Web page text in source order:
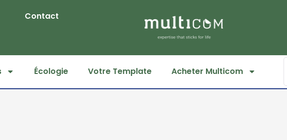
Contact
Écologie Votre Template Acheter Multicom